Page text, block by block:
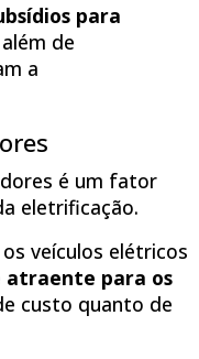
para
de
a
é um fator
eletrificação.
veículos elétricos
atraente para os
custo quanto de